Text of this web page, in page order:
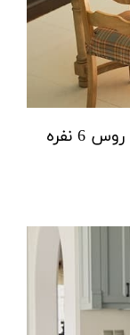
میز ناهارخوری چوبی مستطیل چوب روس 6 نفره